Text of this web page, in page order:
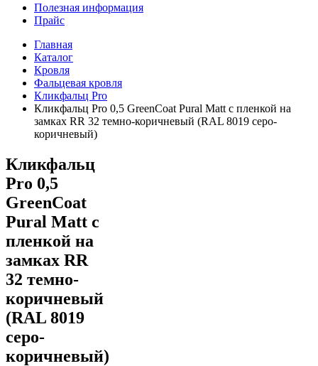
Полезная информация
Прайс
Главная
Каталог
Кровля
Фальцевая кровля
Кликфальц Pro
Кликфальц Pro 0,5 GreenСoat Pural Matt с пленкой на
замках RR 32 темно-коричневый (RAL 8019 серо-
коричневый)
Кликфальц
Pro 0,5
GreenСoat
Pural Matt с
пленкой на
замках RR
32 темно-
коричневый
(RAL 8019
серо-
коричневый)